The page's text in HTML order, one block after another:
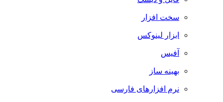
سخت افزار
ابزار لینوکس
آفیس
بهینه ساز
نرم افزارهای فارسی